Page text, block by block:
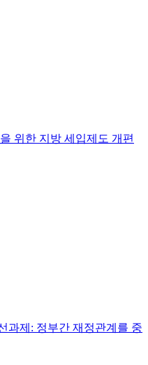
위한 지방 세입제도 개편
과제: 정부간 재정관계를 중